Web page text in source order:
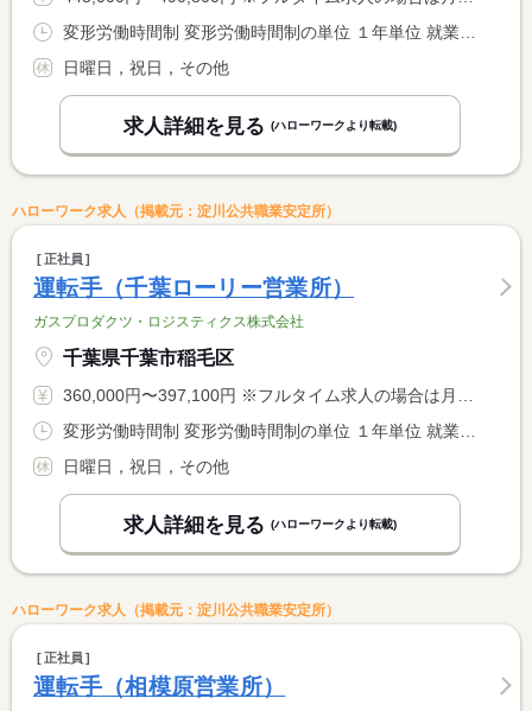
日曜日，祝日，その他
求人詳細を見る (ハローワークより転載)
ハローワーク求人（掲載元：淀川公共職業安定所）
正社員
運転手（千葉ローリー営業所）
ガスプロダクツ・ロジスティクス株式会社
千葉県千葉市稲毛区
360,000円〜397,100円 ※フルタイム求人の場合は月額（換算額）、パート求人の場合は時間額を表示しています。
日曜日，祝日，その他
求人詳細を見る (ハローワークより転載)
ハローワーク求人（掲載元：淀川公共職業安定所）
正社員
運転手（相模原営業所）